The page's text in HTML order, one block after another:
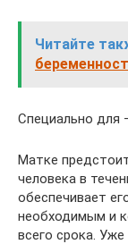
Читайте
Специально для
Матке
человека в
обеспечивает
необходимым и
всего срока.